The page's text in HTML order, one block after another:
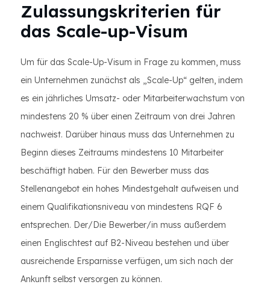
Zulassungskriterien für
das Scale-up-Visum
Um für das Scale-Up-Visum in Frage zu kommen, muss
ein Unternehmen zunächst als „Scale-Up“ gelten, indem
es ein jährliches Umsatz- oder Mitarbeiterwachstum von
mindestens 20 % über einen Zeitraum von drei Jahren
nachweist. Darüber hinaus muss das Unternehmen zu
Beginn dieses Zeitraums mindestens 10 Mitarbeiter
beschäftigt haben. Für den Bewerber muss das
Stellenangebot ein hohes Mindestgehalt aufweisen und
einem Qualifikationsniveau von mindestens RQF 6
entsprechen. Der/Die Bewerber/in muss außerdem
einen Englischtest auf B2-Niveau bestehen und über
ausreichende Ersparnisse verfügen, um sich nach der
Ankunft selbst versorgen zu können.